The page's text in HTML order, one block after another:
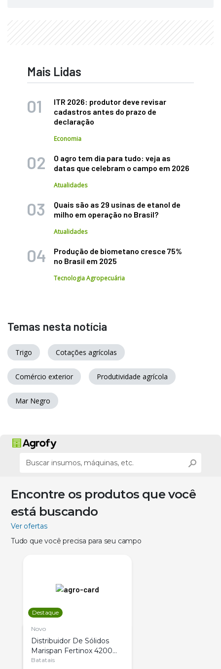
Mais Lidas
ITR 2026: produtor deve revisar
cadastros antes do prazo de
declaração
Economia
O agro tem dia para tudo: veja as
datas que celebram o campo em 2026
Atualidades
Quais são as 29 usinas de etanol de
milho em operação no Brasil?
Atualidades
Produção de biometano cresce 75%
no Brasil em 2025
Tecnologia Agropecuária
Temas nesta notícia
Trigo Cotações agrícolas
Comércio exterior Produtividade agrícola
Mar Negro
Encontre os produtos que você
está buscando
Ver ofertas
Tudo que você precisa para seu campo
Destaque
Novo
Distribuidor De Sólidos
Marispan Fertinox 4200
Citrus
Batatais